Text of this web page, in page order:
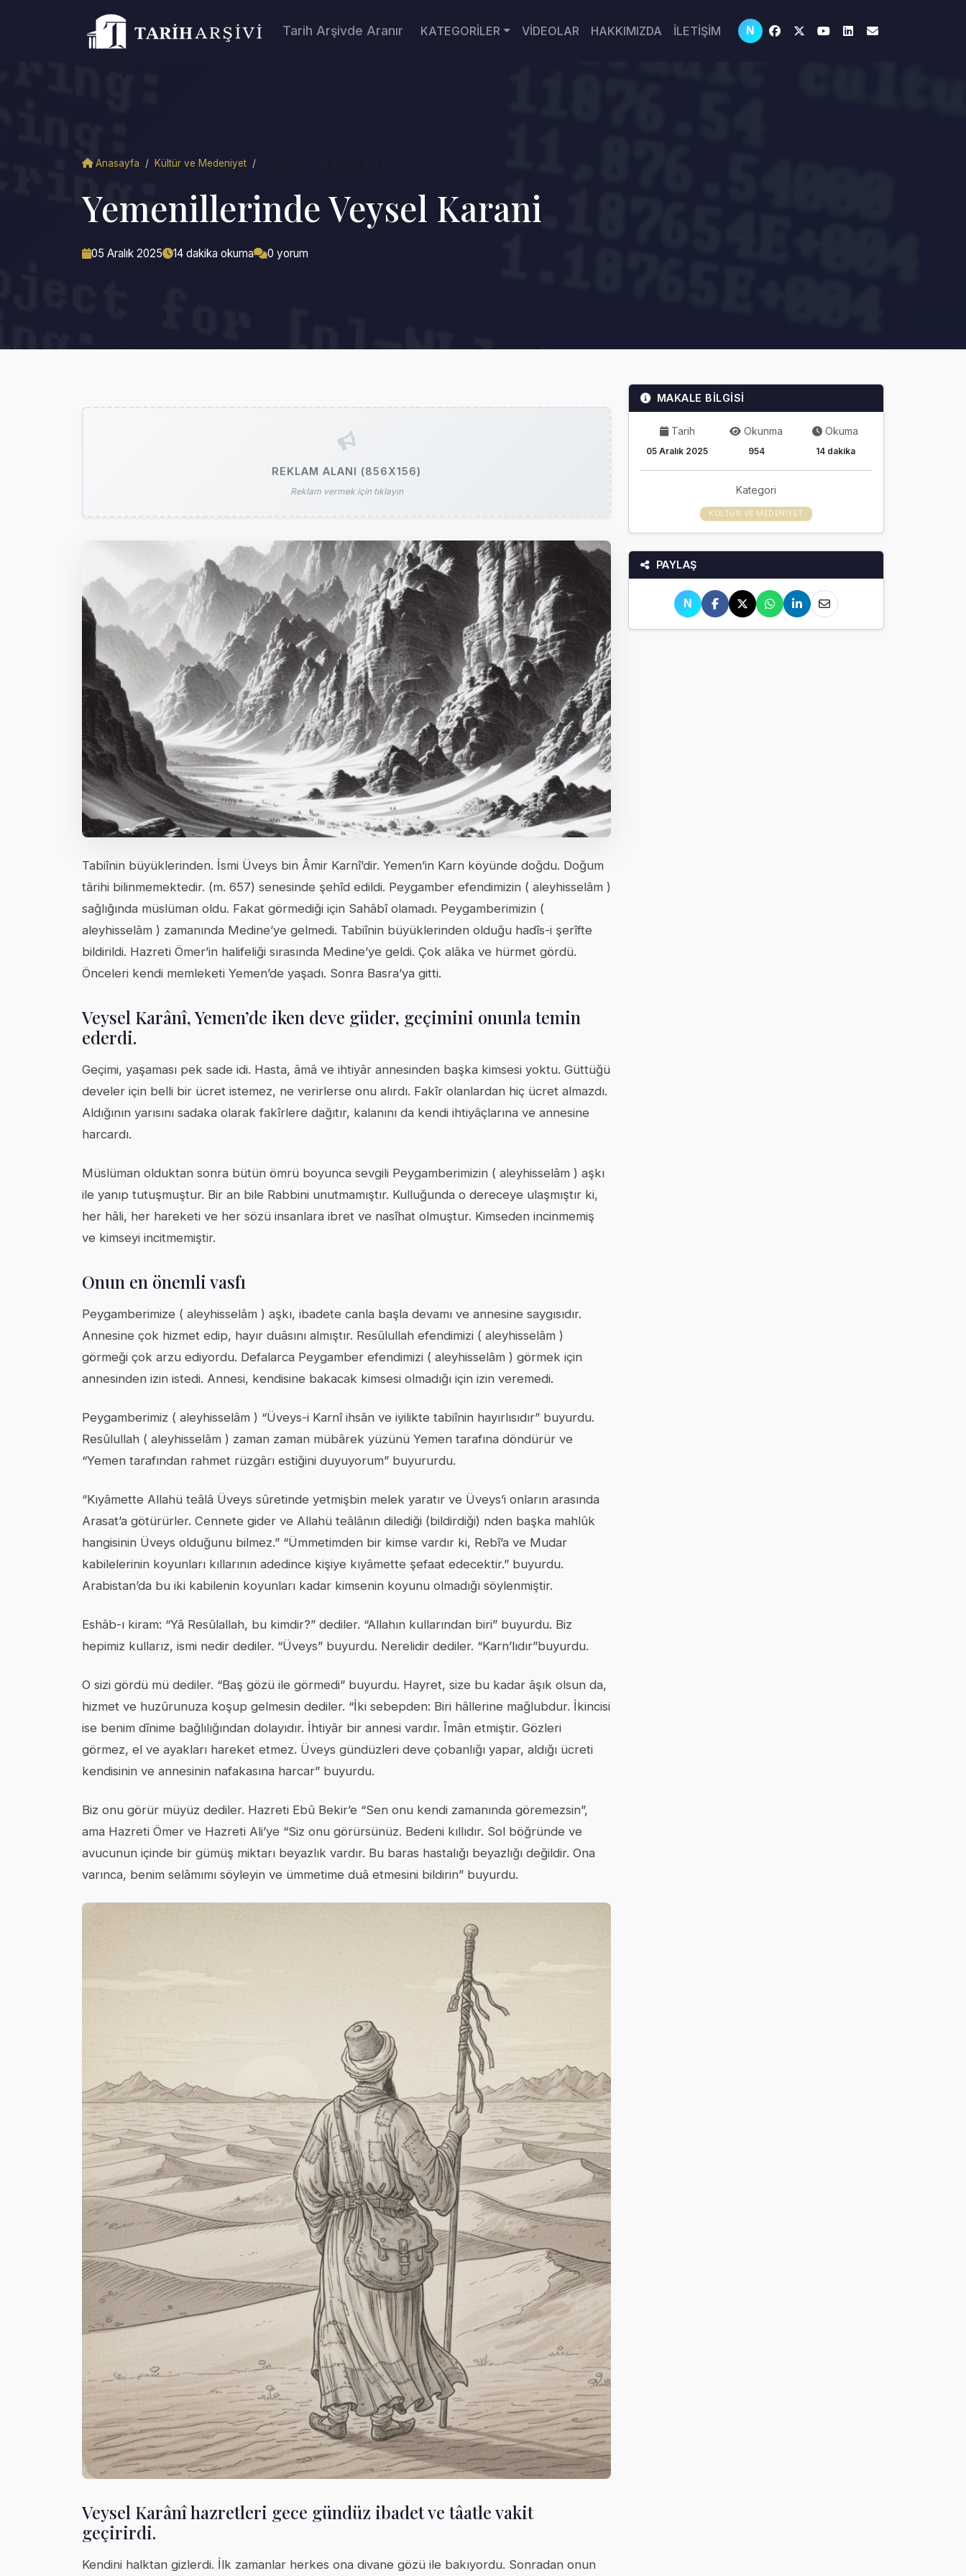
Tarih Arşivde Aranır KATEGORİLER VİDEOLAR HAKKIMIZDA İLETİŞİM N
Anasayfa / Kültür ve Medeniyet /
Yemenillerinde Veysel Karani
05 Aralık 2025 14 dakika okuma 0 yorum
REKLAM ALANI (856X156)
Reklam vermek için tıklayın
Tabiînin büyüklerinden. İsmi Üveys bin Âmir Karnî’dir. Yemen’in Karn köyünde doğdu. Doğum
târihi bilinmemektedir. (m. 657) senesinde şehîd edildi. Peygamber efendimizin ( aleyhisselâm )
sağlığında müslüman oldu. Fakat görmediği için Sahâbî olamadı. Peygamberimizin (
aleyhisselâm ) zamanında Medine’ye gelmedi. Tabiînin büyüklerinden olduğu hadîs-i şerîfte
bildirildi. Hazreti Ömer’in halifeliği sırasında Medine’ye geldi. Çok alâka ve hürmet gördü.
Önceleri kendi memleketi Yemen’de yaşadı. Sonra Basra’ya gitti.
Veysel Karânî, Yemen’de iken deve güder, geçimini onunla temin
ederdi.
Geçimi, yaşaması pek sade idi. Hasta, âmâ ve ihtiyâr annesinden başka kimsesi yoktu. Güttüğü
develer için belli bir ücret istemez, ne verirlerse onu alırdı. Fakîr olanlardan hiç ücret almazdı.
Aldığının yarısını sadaka olarak fakîrlere dağıtır, kalanını da kendi ihtiyâçlarına ve annesine
harcardı.
Müslüman olduktan sonra bütün ömrü boyunca sevgili Peygamberimizin ( aleyhisselâm ) aşkı
ile yanıp tutuşmuştur. Bir an bile Rabbini unutmamıştır. Kulluğunda o dereceye ulaşmıştır ki,
her hâli, her hareketi ve her sözü insanlara ibret ve nasîhat olmuştur. Kimseden incinmemiş
ve kimseyi incitmemiştir.
Onun en önemli vasfı
Peygamberimize ( aleyhisselâm ) aşkı, ibadete canla başla devamı ve annesine saygısıdır.
Annesine çok hizmet edip, hayır duâsını almıştır. Resûlullah efendimizi ( aleyhisselâm )
görmeği çok arzu ediyordu. Defalarca Peygamber efendimizi ( aleyhisselâm ) görmek için
annesinden izin istedi. Annesi, kendisine bakacak kimsesi olmadığı için izin veremedi.
Peygamberimiz ( aleyhisselâm ) “Üveys-i Karnî ihsân ve iyilikte tabiînin hayırlısıdır” buyurdu.
Resûlullah ( aleyhisselâm ) zaman zaman mübârek yüzünü Yemen tarafına döndürür ve
“Yemen tarafından rahmet rüzgârı estiğini duyuyorum” buyururdu.
“Kıyâmette Allahü teâlâ Üveys sûretinde yetmişbin melek yaratır ve Üveys’i onların arasında
Arasat’a götürürler. Cennete gider ve Allahü teâlânın dilediği (bildirdiği) nden başka mahlûk
hangisinin Üveys olduğunu bilmez.” “Ümmetimden bir kimse vardır ki, Rebî’a ve Mudar
kabilelerinin koyunları kıllarının adedince kişiye kıyâmette şefaat edecektir.” buyurdu.
Arabistan’da bu iki kabilenin koyunları kadar kimsenin koyunu olmadığı söylenmiştir.
Eshâb-ı kiram: “Yâ Resûlallah, bu kimdir?” dediler. “Allahın kullarından biri” buyurdu. Biz
hepimiz kullarız, ismi nedir dediler. “Üveys” buyurdu. Nerelidir dediler. “Karn’lıdır”buyurdu.
O sizi gördü mü dediler. “Baş gözü ile görmedi” buyurdu. Hayret, size bu kadar âşık olsun da,
hizmet ve huzûrunuza koşup gelmesin dediler. “İki sebepden: Biri hâllerine mağlubdur. İkincisi
ise benim dînime bağlılığından dolayıdır. İhtiyâr bir annesi vardır. Îmân etmiştir. Gözleri
görmez, el ve ayakları hareket etmez. Üveys gündüzleri deve çobanlığı yapar, aldığı ücreti
kendisinin ve annesinin nafakasına harcar” buyurdu.
Biz onu görür müyüz dediler. Hazreti Ebû Bekir’e “Sen onu kendi zamanında göremezsin”,
ama Hazreti Ömer ve Hazreti Ali’ye “Siz onu görürsünüz. Bedeni kıllıdır. Sol böğründe ve
avucunun içinde bir gümüş miktarı beyazlık vardır. Bu baras hastalığı beyazlığı değildir. Ona
varınca, benim selâmımı söyleyin ve ümmetime duâ etmesini bildirin” buyurdu.
Veysel Karânî hazretleri gece gündüz ibadet ve tâatle vakit
geçirirdi.
Kendini halktan gizlerdi. İlk zamanlar herkes ona divane gözü ile bakıyordu. Sonradan onun
MAKALE BİLGİSİ
Tarih
05 Aralık 2025
Okunma
954
Okuma
14 dakika
Kategori
KÜLTÜR VE MEDENIYET
PAYLAŞ
N